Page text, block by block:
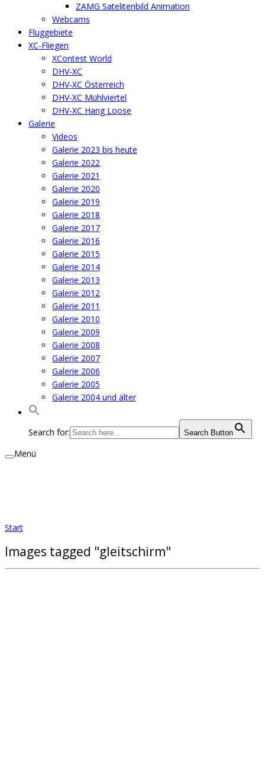
ZAMG Satelitenbild Animation
Webcams
Fluggebiete
XC-Fliegen
XContest World
DHV-XC
DHV-XC Österreich
DHV-XC Mühlviertel
DHV-XC Hang Loose
Galerie
Videos
Galerie 2023 bis heute
Galerie 2022
Galerie 2021
Galerie 2020
Galerie 2019
Galerie 2018
Galerie 2017
Galerie 2016
Galerie 2015
Galerie 2014
Galerie 2013
Galerie 2012
Galerie 2011
Galerie 2010
Galerie 2009
Galerie 2008
Galerie 2007
Galerie 2006
Galerie 2005
Galerie 2004 und älter
Search for: Search Button
Menü
Start
Images tagged "gleitschirm"